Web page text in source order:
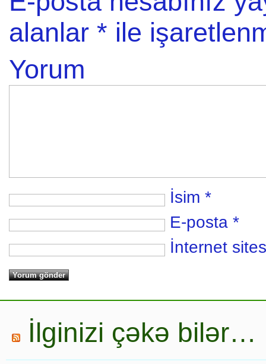
alanlar * ile
Yorum
İsim *
E-posta *
İnternet
İlginizi çəkə bilər…